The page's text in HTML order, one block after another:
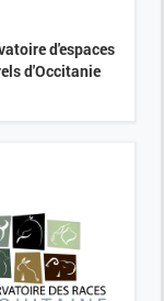
d'espaces
d'Occitanie